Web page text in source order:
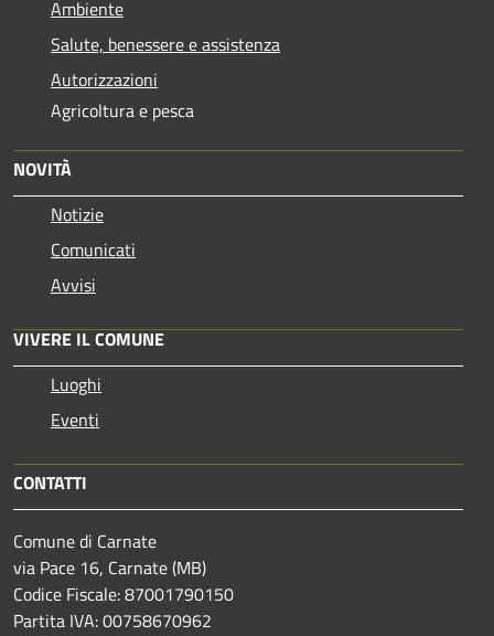
Ambiente
Salute, benessere e assistenza
Autorizzazioni
Agricoltura e pesca
NOVITÀ
Notizie
Comunicati
Avvisi
VIVERE IL COMUNE
Luoghi
Eventi
CONTATTI
Comune di Carnate
via Pace 16, Carnate (MB)
Codice Fiscale: 87001790150
Partita IVA: 00758670962